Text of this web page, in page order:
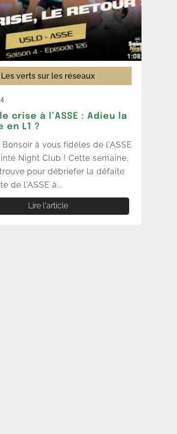
Les verts sur les réseaux
crise à l’ASSE : Adieu la
en L1 ?
Bonsoir à vous fidèles de l'ASSE
Night Club ! Cette semaine,
pour débriefer la défaite
de l'ASSE à...
Lire l'article